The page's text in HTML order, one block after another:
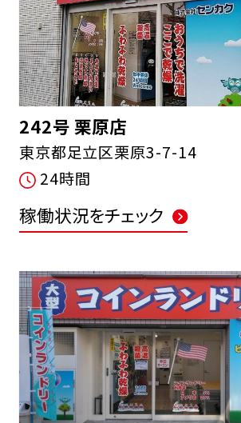
242号 栗原店
東京都足立区栗原3-7-14
24時間
稼働状況をチェック